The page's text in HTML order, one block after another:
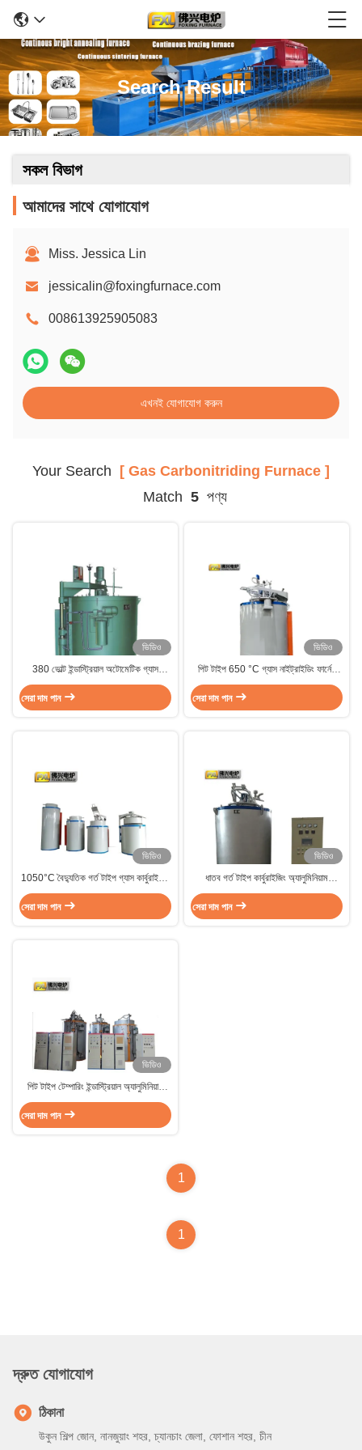
Search Result
সকল বিভাগ
আমাদের সাথে যোগাযোগ
Miss. Jessica Lin
jessicalin@foxingfurnace.com
008613925905083
এখনই যোগাযোগ করুন
Your Search [ Gas Carbonitriding Furnace ]
Match 5 পণ্য
ভিডিও
380 ভোল্ট ইন্ডাস্ট্রিয়াল অটোমেটিক গ্যাস
কার্বনাইট্রাইডিং ফার্নেস পিট টাইপ ইলেকট্রিক
ফার্নেস 1050C
সেরা দাম পান
ভিডিও
পিট টাইপ 650 °C গ্যাস নাইট্রাইডিং ফার্নেস
ওয়ার্ক মোল্ড এবং কাটিং টুল জন্য চূড়ান্ত তাপ
চিকিত্সা সমাধান
সেরা দাম পান
ভিডিও
1050°C বৈদ্যুতিক গর্ত টাইপ গ্যাস কার্বুরাইজিং
চুলা গিয়ার জন্য তাপ চিকিত্সা
সেরা দাম পান
ভিডিও
ধাতব গর্ত টাইপ কার্বুরাইজিং অ্যালুমিনিয়াম
ক্রুজিবল ফ্লিটিং ফার্নেস মেশিন 6T
সেরা দাম পান
ভিডিও
পিট টাইপ টেম্পারিং ইন্ডাস্ট্রিয়াল অ্যালুমিনিয়াম
মেলিং ফার্নেস ক্রুসিবেল কম্পিউটার নিয়ন্ত্রিত
সেরা দাম পান
1
1
দ্রুত যোগাযোগ
ঠিকানা
উকুন শিল্প জোন, নানজুয়াং শহর, চ্যানচাং জেলা, ফোশান শহর, চীন